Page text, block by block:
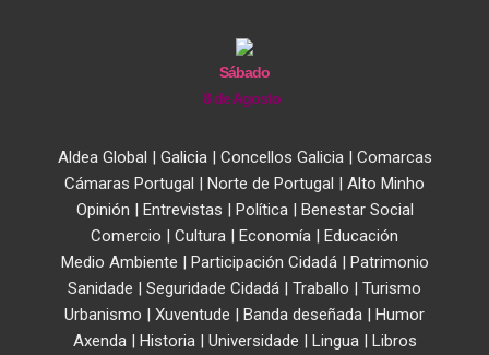
Sábado
8 de Agosto
Aldea Global | Galicia| Concellos Galicia| Comarcas
Cámaras Portugal | Norte de Portugal | Alto Minho
Opinión | Entrevistas | Política| Benestar Social
Comercio | Cultura | Economía | Educación
Medio Ambiente | Participación Cidadá| Patrimonio
Sanidade | Seguridade Cidadá | Traballo | Turismo
Urbanismo | Xuventude | Banda deseñada | Humor
Axenda| Historia| Universidade | Lingua| Libros